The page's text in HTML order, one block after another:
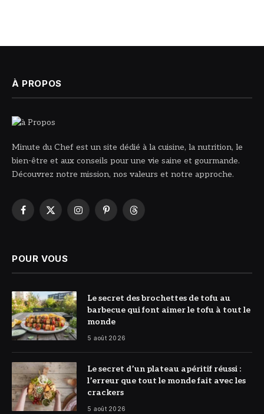
À PROPOS
Minute du Chef est un site dédié à la cuisine, la nutrition, le
bien-être et aux conseils pour une vie saine et gourmande.
Découvrez notre mission, nos valeurs et notre approche.
Facebook
X
InstagramPinterestThreads
POUR VOUS
© DR
Le secret des brochettes de tofu au
barbecue qui font aimer le tofu à tout le
monde
5 août 2026
© DR
Le secret d’un plateau apéritif réussi :
l’erreur que tout le monde fait avec les
crackers
5 août 2026